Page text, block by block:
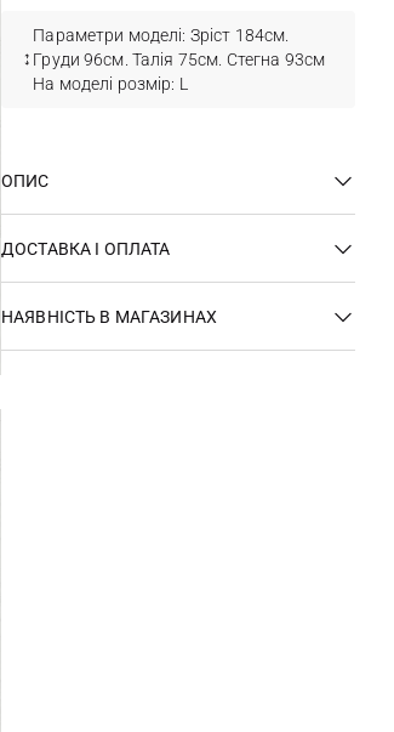
Параметри моделі: Зріст 184см.
Груди 96см. Талія 75см. Стегна 93см
На моделі розмір: L
ОПИС
ДОСТАВКА І ОПЛАТА
НАЯВНІСТЬ В МАГАЗИНАХ